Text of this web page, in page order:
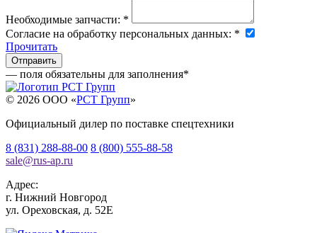
Необходимые запчасти: *
Согласие на обработку персональных данных: *
Прочитать
— поля обязательны для заполнения*
© 2026 OOO «РСТ Групп»
Официальный дилер по поставке спецтехники
8 (831) 288-88-00 8 (800) 555-88-58
sale@rus-ap.ru
Адрес:
г. Нижний Новгород
ул. Ореховская, д. 52Е